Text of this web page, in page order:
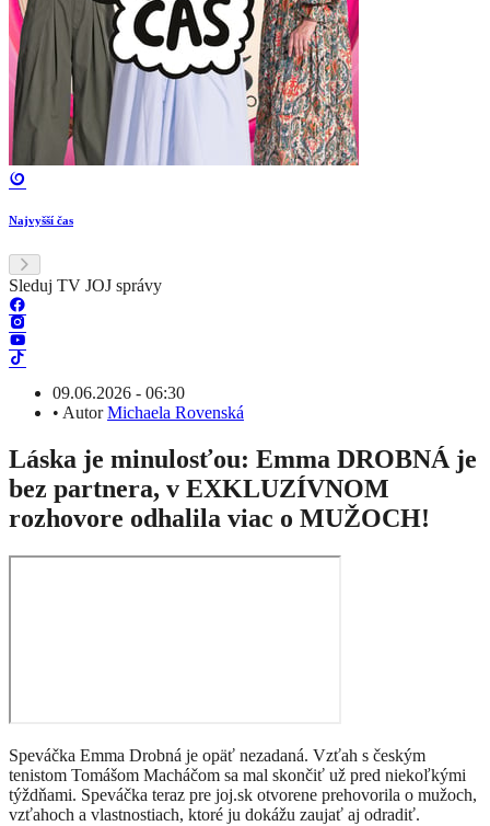
Najvyšší čas
Sleduj TV JOJ správy
09.06.2026 - 06:30
• AutorMichaela Rovenská
Láska je minulosťou: Emma DROBNÁ je
bez partnera, v EXKLUZÍVNOM
rozhovore odhalila viac o MUŽOCH!
Speváčka Emma Drobná je opäť nezadaná. Vzťah s českým
tenistom Tomášom Macháčom sa mal skončiť už pred niekoľkými
týždňami. Speváčka teraz pre joj.sk otvorene prehovorila o mužoch,
vzťahoch a vlastnostiach, ktoré ju dokážu zaujať aj odradiť.